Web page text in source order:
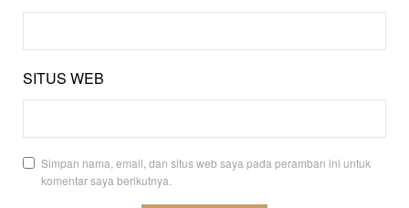
SITUS WEB
Simpan nama, email, dan situs web saya pada peramban ini untuk
komentar saya berikutnya.